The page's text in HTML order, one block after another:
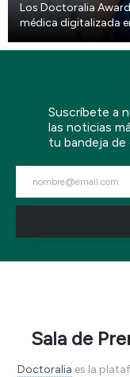
Los Doctoralia
médica digitalizada
Suscríbete a
las noticias
tu bandeja de
Sala de
Doctoralia es la